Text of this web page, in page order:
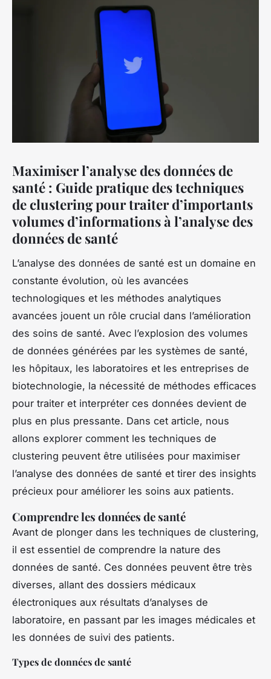
Maximiser l’analyse des données de
santé : Guide pratique des techniques
de clustering pour traiter d’importants
volumes d’informations à l’analyse des
données de santé
L’analyse des données de santé est un domaine en
constante évolution, où les avancées
technologiques et les méthodes analytiques
avancées jouent un rôle crucial dans l’amélioration
des soins de santé. Avec l’explosion des volumes
de données générées par les systèmes de santé,
les hôpitaux, les laboratoires et les entreprises de
biotechnologie, la nécessité de méthodes efficaces
pour traiter et interpréter ces données devient de
plus en plus pressante. Dans cet article, nous
allons explorer comment les techniques de
clustering peuvent être utilisées pour maximiser
l’analyse des données de santé et tirer des insights
précieux pour améliorer les soins aux patients.
Comprendre les données de santé
Avant de plonger dans les techniques de clustering,
il est essentiel de comprendre la nature des
données de santé. Ces données peuvent être très
diverses, allant des dossiers médicaux
électroniques aux résultats d’analyses de
laboratoire, en passant par les images médicales et
les données de suivi des patients.
Types de données de santé